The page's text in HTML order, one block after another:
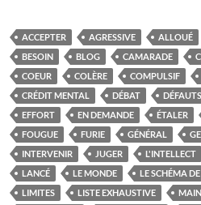
ACCEPTER AGRESSIVE ALLOUÉ
BESOIN
BLOG CAMARADE
COEUR
COLÈRE COMPULSIF
CRÉDIT MENTAL
DÉBAT DÉFAUTS
EFFORT
EN DEMANDE ÉTALER
FOUGUE
FURIE GÉNÉRAL
INTERVENIR
JUGER L'INTELLECT
LANCÉ
LE MONDE LE SCHÉMA
LIMITES
LISTE EXHAUSTIVE MAIN